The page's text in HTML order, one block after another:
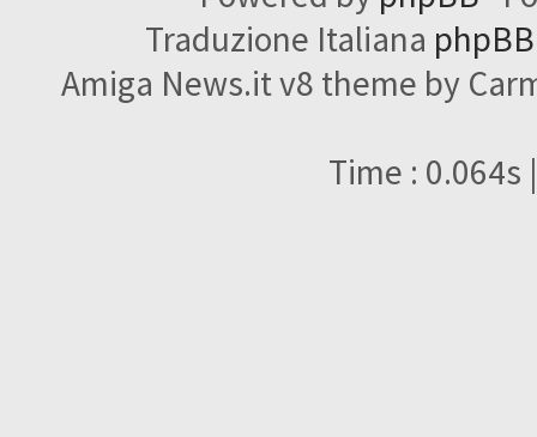
Traduzione Italiana
Amiga News.it v8 theme by
Time : 0.064s